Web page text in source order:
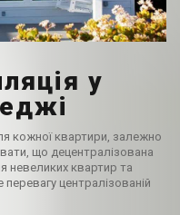
у
кожної квартири, залежно
що децентралізована
невеликих квартир та
централізованій